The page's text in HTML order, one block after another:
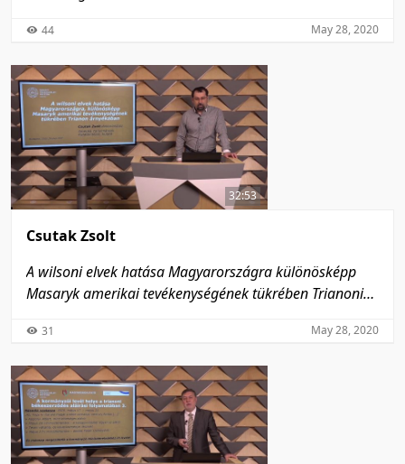
44 May 28, 2020
32:53
Csutak Zsolt
A wilsoni elvek hatása Magyarországra különösképp
Masaryk amerikai tevékenységének tükrében Trianoni
31 May 28, 2020